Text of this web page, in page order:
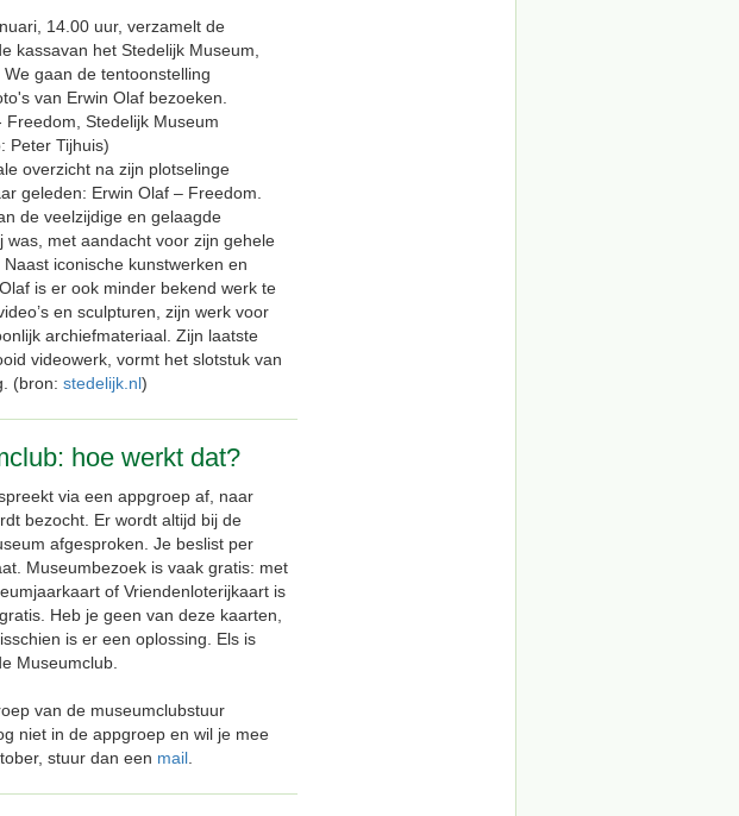
14.00 uur, verzamelt de
kassavan het Stedelijk Museum,
gaan de tentoonstelling
van Erwin Olaf bezoeken.
Freedom, Stedelijk Museum
Peter Tijhuis)
overzicht na zijn plotselinge
geleden: Erwin Olaf – Freedom.
de veelzijdige en gelaagde
was, met aandacht voor zijn gehele
iconische kunstwerken en
is er ook minder bekend werk te
en sculpturen, zijn werk voor
archiefmateriaal. Zijn laatste
videowerk, vormt het slotstuk van
(bron: stedelijk.nl)
hoe werkt dat?
via een appgroep af, naar
bezocht. Er wordt altijd bij de
afgesproken. Je beslist per
Museumbezoek is vaak gratis: met
of Vriendenloterijkaart is
Heb je geen van deze kaarten,
is er een oplossing. Els is
Museumclub.
van de museumclubstuur
niet in de appgroep en wil je mee
stuur dan een mail.